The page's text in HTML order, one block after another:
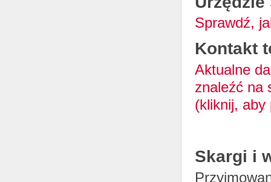
Sprawdź,
Kontakt
Aktualne
znaleźć na
(kliknij, aby
Skargi i